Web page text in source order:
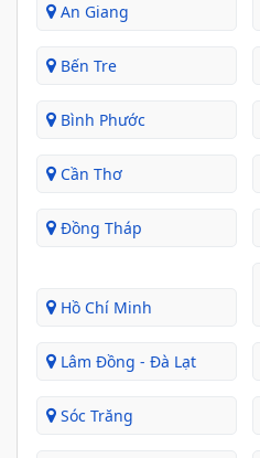
An Giang
Bến Tre
Bình Phước
Cần Thơ
Đồng Tháp
Hồ Chí Minh
Lâm Đồng - Đà Lạt
Sóc Trăng